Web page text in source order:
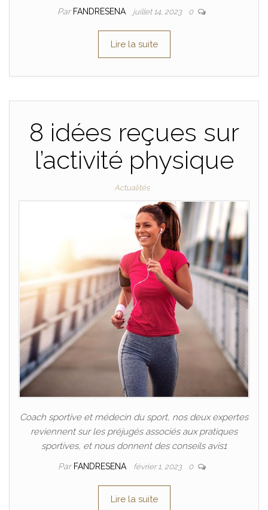
Par FANDRESENA juillet 14, 2023 0
Lire la suite
8 idées reçues sur
l’activité physique
Actualités
Coach sportive et médecin du sport, nos deux expertes
reviennent sur les préjugés associés aux pratiques
sportives, et nous donnent des conseils avis1
Par FANDRESENA février 1, 2023 0
Lire la suite